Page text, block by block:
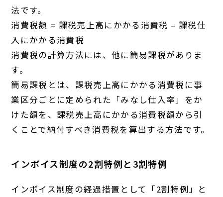
法です。
消費税額 = 課税売上高にかかる消費税 – 課税仕
入にかかる消費税
消費税の計算方法には、他に簡易課税がありま
す。
簡易課税とは、課税売上高にかかる消費税に事
業区分ごとに定められた「みなし仕入率」をか
けた額を、課税売上高にかかる消費税額から引
くことで納付すべき消費税を算出する方法です。
インボイス制度の2割特例と3割特例
インボイス制度の経過措置として「2割特例」と